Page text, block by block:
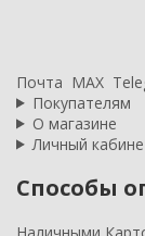
Почта MAX
Покупателям
О магазине
Личный
Способы
Наличными